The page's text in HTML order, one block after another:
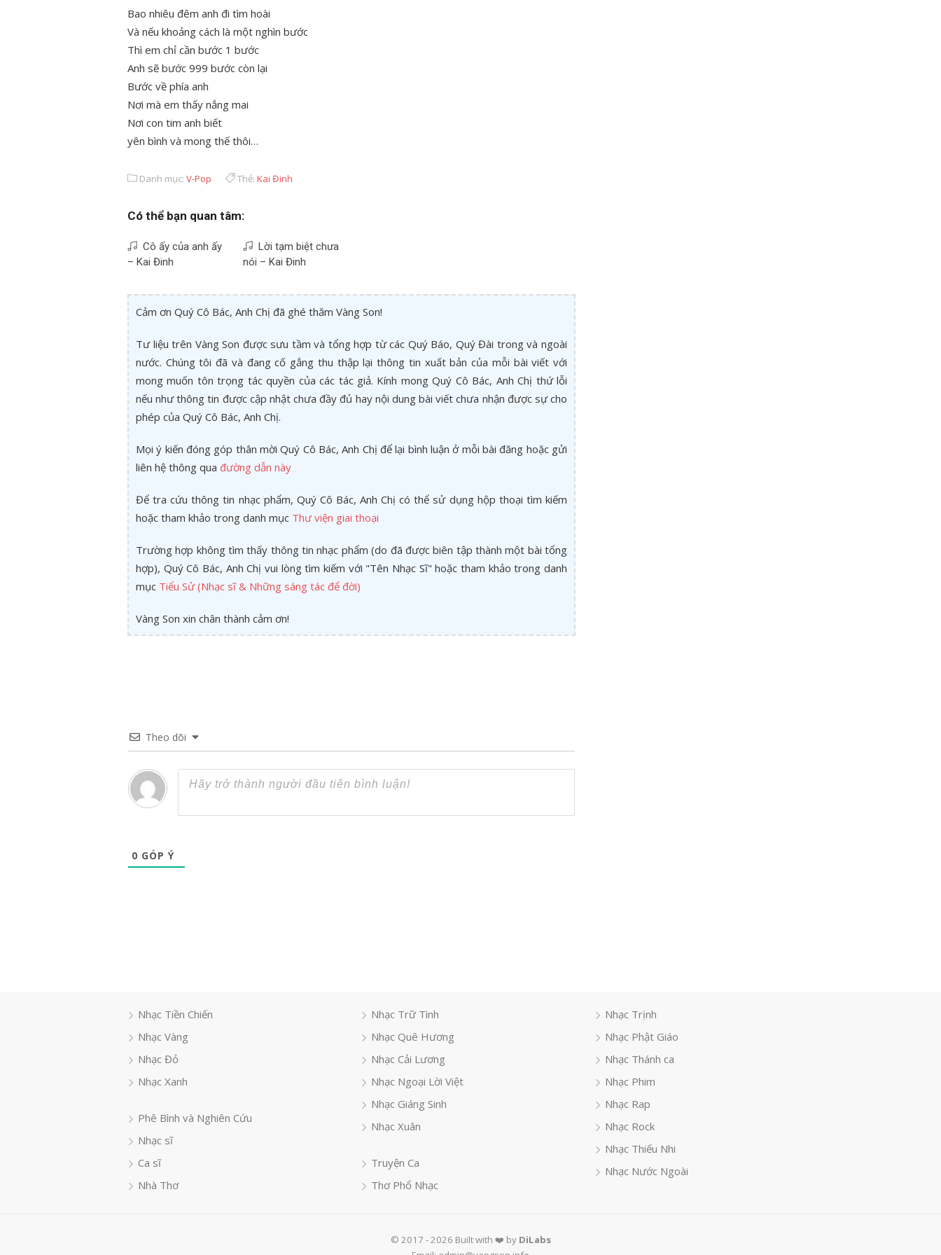
Bao nhiêu đêm anh đi tìm hoài
Và nếu khoảng cách là một nghìn bước
Thì em chỉ cần bước 1 bước
Anh sẽ bước 999 bước còn lại
Bước về phía anh
Nơi mà em thấy nắng mai
Nơi con tim anh biết
yên bình và mong thế thôi…
Danh mục: V-Pop Thẻ: Kai Đinh
Có thể bạn quan tâm:
Cô ấy của anh ấy
– Kai Đinh
Lời tạm biệt chưa
nói – Kai Đinh
Cảm ơn Quý Cô Bác, Anh Chị đã ghé thăm Vàng Son!
Tư liệu trên Vàng Son được sưu tầm và tổng hợp từ các Quý Báo, Quý Đài trong và ngoài
nước. Chúng tôi đã và đang cố gắng thu thập lại thông tin xuất bản của mỗi bài viết với
mong muốn tôn trọng tác quyền của các tác giả. Kính mong Quý Cô Bác, Anh Chị thứ lỗi
nếu như thông tin được cập nhật chưa đầy đủ hay nội dung bài viết chưa nhận được sự cho
phép của Quý Cô Bác, Anh Chị.
Mọi ý kiến đóng góp thân mời Quý Cô Bác, Anh Chị để lại bình luận ở mỗi bài đăng hoặc gửi
liên hệ thông qua đường dẫn này
Để tra cứu thông tin nhạc phẩm, Quý Cô Bác, Anh Chị có thể sử dụng hộp thoại tìm kiếm
hoặc tham khảo trong danh mục Thư viện giai thoại
Trường hợp không tìm thấy thông tin nhạc phẩm (do đã được biên tập thành một bài tổng
hợp), Quý Cô Bác, Anh Chị vui lòng tìm kiếm với "Tên Nhạc Sĩ" hoặc tham khảo trong danh
mục Tiểu Sử (Nhạc sĩ & Những sáng tác để đời)
Vàng Son xin chân thành cảm ơn!
Theo dõi
0 GÓP Ý
Nhạc Tiền Chiến
Nhạc Vàng
Nhạc Đỏ
Nhạc Xanh
Phê Bình và Nghiên Cứu
Nhạc sĩ
Ca sĩ
Nhà Thơ
Nhạc Trữ Tình
Nhạc Quê Hương
Nhạc Cải Lương
Nhạc Ngoại Lời Việt
Nhạc Giáng Sinh
Nhạc Xuân
Truyện Ca
Thơ Phổ Nhạc
Nhạc Trịnh
Nhạc Phật Giáo
Nhạc Thánh ca
Nhạc Phim
Nhạc Rap
Nhạc Rock
Nhạc Thiếu Nhi
Nhạc Nước Ngoài
© 2017 - 2026 Built with ❤️ by DiLabs